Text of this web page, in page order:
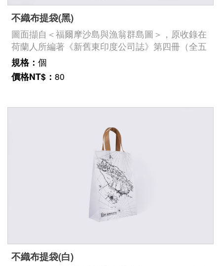
不織布提袋(黑)
圖面擷自＜福爾摩沙島與漁翁群島圖＞，原收錄在
荷蘭人所編著《新舊東印度公司誌》第四冊（全五
冊）中8幅插畫中的一幅，繪製範圍為臺灣、澎湖
及附屬島嶼。此張圖對荷蘭人統治核心的臺南地
區，及往南到高雄、屏東一帶，以及澎湖群島描繪
範圍。臺史博館藏號：2003.031.0005《福爾摩沙
規格： 個
價格NT$： 80
不織布提袋(白)